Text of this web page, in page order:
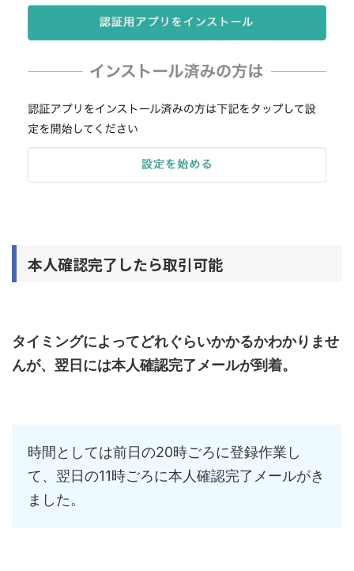
本人確認完了したら取引可能
タイミングによってどれぐらいかかるかわかりませ
んが、翌日には本人確認完了メールが到着。
時間としては前日の20時ごろに登録作業し
て、翌日の11時ごろに本人確認完了メールがき
ました。